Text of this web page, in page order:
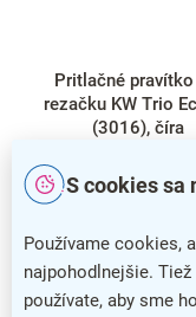
S cookies sa
Používame cookies,
najpohodlnejšie.
používate, aby sme
Pritlačné pravítko
rezačku KW Trio
(3016), číra